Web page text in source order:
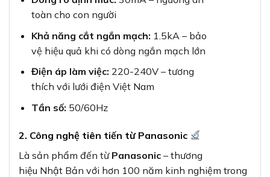
toàn cho con người
Khả năng cắt ngắn mạch: 1.5kA – bảo
vệ hiệu quả khi có dòng ngắn mạch lớn
Điện áp làm việc: 220-240V – tương
thích với lưới điện Việt Nam
Tần số: 50/60Hz
2. Công nghệ tiên tiến từ Panasonic
Là sản phẩm đến từ Panasonic – thương
hiệu Nhật Bản với hơn 100 năm kinh nghiệm trong